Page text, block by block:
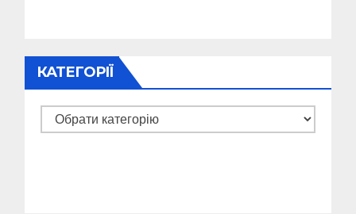
КАТЕГОРІЇ
Категорії